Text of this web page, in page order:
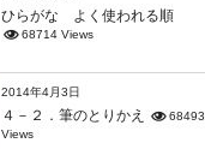
ひらがな よく使われる順
68714 Views
2014年4月3日
４－２．筆のとりかえ
68493
Views